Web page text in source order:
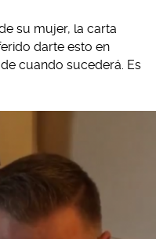
su mujer, la carta
darte esto en
cuando sucederá. Es